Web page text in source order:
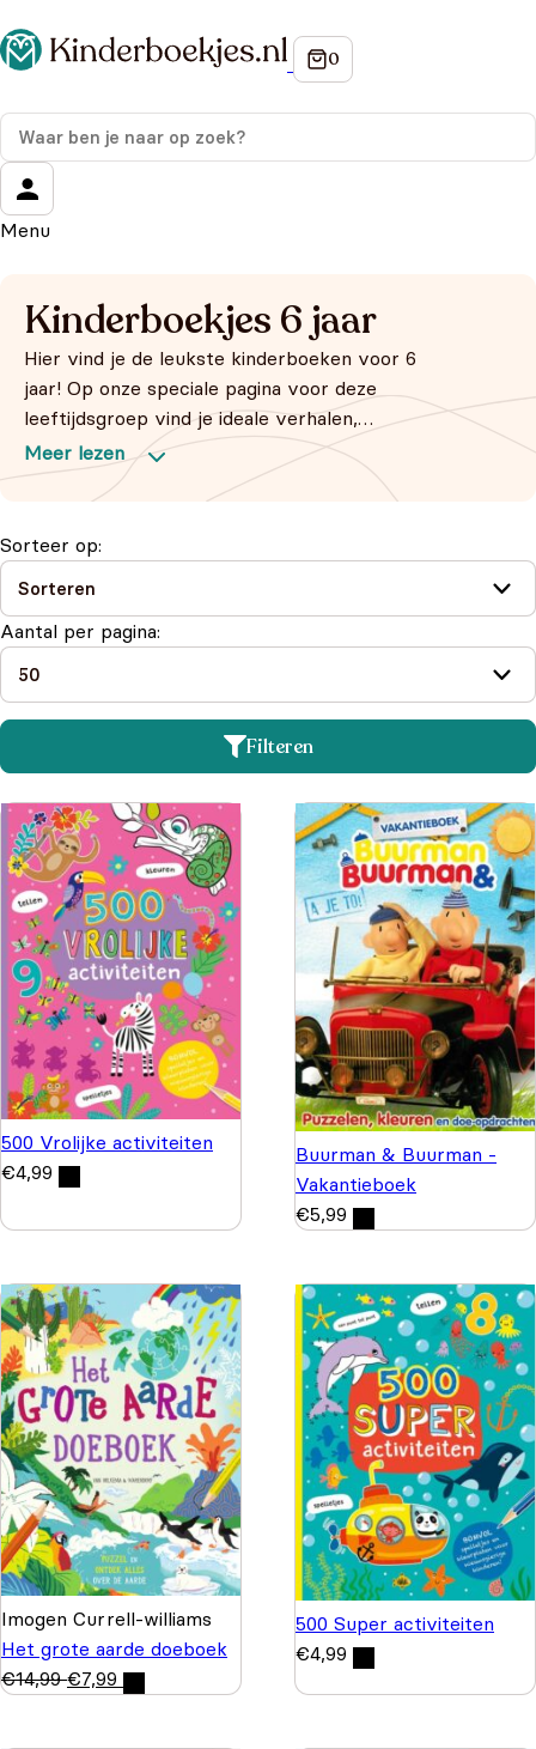
Menu
Kinderboekjes 6 jaar
Hier vind je de leukste kinderboeken voor 6
jaar! Op onze speciale pagina voor deze
leeftijdsgroep vind je ideale verhalen,
gedichten en avonturen die perfect aansluiten
bij de nieuwsgierigheid en ontwikkeling van
jouw kind van 6 jaar. Blader door ons
zorgvuldig samengestelde assortiment en laat
je betoveren door boeken die niet alleen
kleurrijk en boeiend zijn, maar ook educatief
en interactief. Deze boeken stimuleren niet
ook de taalvaardigheid van je kind. Ontdek
samen met je kleine lezer de vreugde van zelf
lezen en beleef onvergetelijke momenten
met boeken die speciaal zijn uitgekozen om de
wereld van jouw 6 jarige te verrijken.
Sorteer op:
Aantal per pagina:
Filteren
500 Vrolijke activiteiten
€4,99
Buurman & Buurman -
Vakantieboek
€5,99
Imogen Currell-williams
Het grote aarde doeboek
€14,99 €7,99
500 Super activiteiten
€4,99